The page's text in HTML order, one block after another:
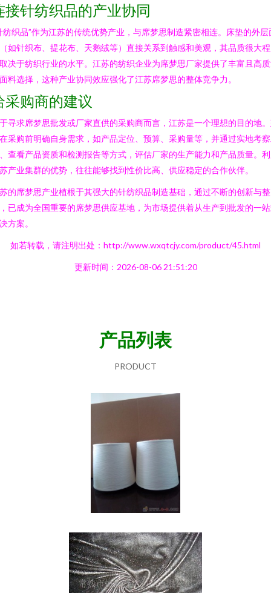
接针纺织品的产业协同
纺织品”作为江苏的传统优势产业，与席梦思制造紧密相连。床垫的外层
如针织布、提花布、天鹅绒等）直接关系到触感和美观，其品质很大
决于纺织行业的水平。江苏的纺织企业为席梦思厂家提供了丰富且高
料选择，这种产业协同效应强化了江苏席梦思的整体竞争力。
采购商的建议
寻求席梦思批发或厂家直供的采购商而言，江苏是一个理想的目的地
采购前明确自身需求，如产品定位、预算、采购量等，并通过实地考
查看产品资质和检测报告等方式，评估厂家的生产能力和产品质量。
产业集群的优势，往往能够找到性价比高、供应稳定的合作伙伴。
的席梦思产业植根于其强大的针纺织品制造基础，通过不断的创新与整
已成为全国重要的席梦思供应基地，为市场提供着从生产到批发的一
方案。
如若转载，请注明出处：http://www.wxqtcjy.com/product/45.html
更新时间：2026-08-06 21:51:20
产品列表
PRODUCT